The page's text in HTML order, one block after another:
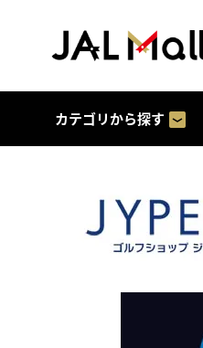
カテゴリから探す